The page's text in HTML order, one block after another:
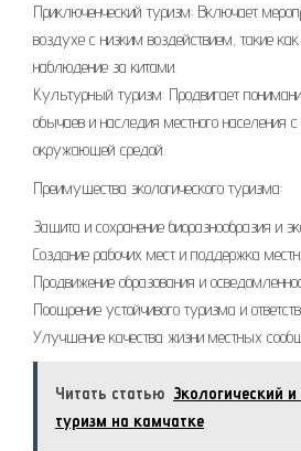
Приключенческий туризм: Включает
воздухе с низким воздействием, такие
наблюдение за китами.
Культурный туризм: Продвигает
обычаев и наследия местного населения
окружающей средой.
Преимущества экологического туризма:
Защита и сохранение биоразнообразия и
Создание рабочих мест и поддержка
Продвижение образования и
Поощрение устойчивого туризма и
Улучшение качества жизни местных
Читать статью Экологический
туризм на камчатке